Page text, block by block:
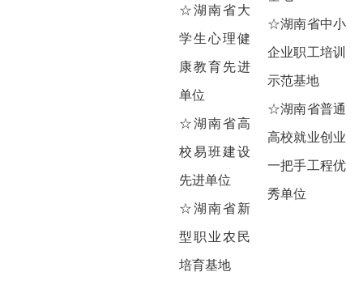
☆湖南省大
学生心理健
康教育先进
单位
☆湖南省高
校易班建设
先进单位
☆湖南省新
型职业农民
培育基地
☆湖南省中小
企业职工培训
示范基地
☆湖南省普通
高校就业创业
一把手工程优
秀单位